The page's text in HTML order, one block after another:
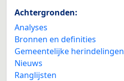
Achtergronden:
Analyses
Bronnen en definities
Gemeentelijke herindelingen
Nieuws
Ranglijsten